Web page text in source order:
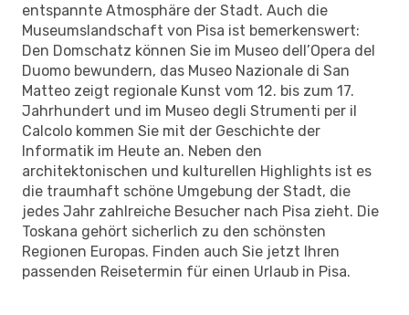
entspannte Atmosphäre der Stadt. Auch die
Museumslandschaft von Pisa ist bemerkenswert:
Den Domschatz können Sie im Museo dell’Opera del
Duomo bewundern, das Museo Nazionale di San
Matteo zeigt regionale Kunst vom 12. bis zum 17.
Jahrhundert und im Museo degli Strumenti per il
Calcolo kommen Sie mit der Geschichte der
Informatik im Heute an. Neben den
architektonischen und kulturellen Highlights ist es
die traumhaft schöne Umgebung der Stadt, die
jedes Jahr zahlreiche Besucher nach Pisa zieht. Die
Toskana gehört sicherlich zu den schönsten
Regionen Europas. Finden auch Sie jetzt Ihren
passenden Reisetermin für einen Urlaub in Pisa.